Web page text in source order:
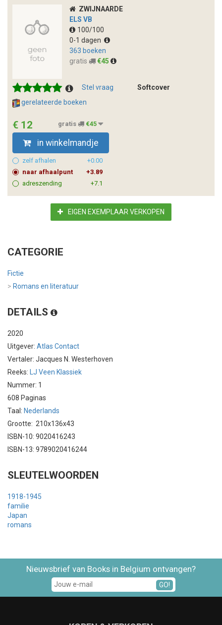
ZWIJNAARDE
ELS VB
100/100
0-1 dagen
363 boeken
gratis
€45
Stel vraag
Softcover
gerelateerde boeken
€ 12 gratis €45
in winkelmandje
zelf afhalen
+0.00
naar afhaalpunt
+3.89
adreszending
+7.1
EIGEN EXEMPLAAR VERKOPEN
CATEGORIE
Fictie
> Romans en literatuur
DETAILS
2020
Uitgever: Atlas Contact
Vertaler: Jacques N. Westerhoven
Reeks: LJ Veen Klassiek
Nummer: 1
608 Paginas
Taal: Nederlands
Grootte: 210x136x43
ISBN-10: 9020416243
ISBN-13: 9789020416244
SLEUTELWOORDEN
1918-1945
familie
Japan
romans
Nieuwsbrief van Books in Belgium ontvangen?
GO!